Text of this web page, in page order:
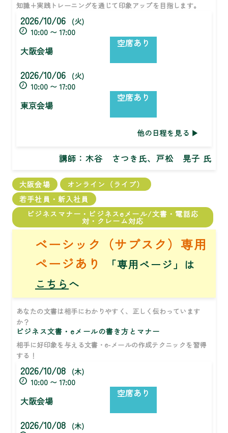
知識+実践トレーニングを通じて印象アップを目指します。
2026/10/06
(火)
10:00 〜 17:00
大阪会場
空席あり
2026/10/06
(火)
10:00 〜 17:00
東京会場
空席あり
他の日程を見る
講師： 木谷 さつき氏、戸松 晃子 氏
大阪会場
オンライン（ライブ）
若手社員・新入社員
ビジネスマナー・ビジネスeメール/文書・電話応
対・クレーム対応
ベーシック（サブスク）専用
ページあり
「専用ページ」は
こちら へ
あなたの文書は相手にわかりやすく、正しく伝わっています
か？
ビジネス文書・eメールの書き方とマナー
相手に好印象を与える文書・e-メールの作成テクニックを習得
する！
2026/10/08
(木)
10:00 〜 17:00
大阪会場
空席あり
2026/10/08
(木)